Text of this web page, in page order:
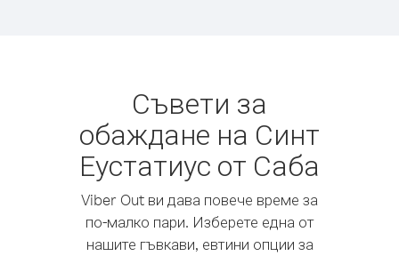
Съвети за
обаждане на Синт
Еустатиус от Саба
Viber Out ви дава повече време за
по-малко пари. Изберете една от
нашите гъвкави, евтини опции за